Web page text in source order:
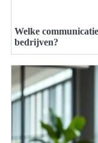
Welke
bedrijven?